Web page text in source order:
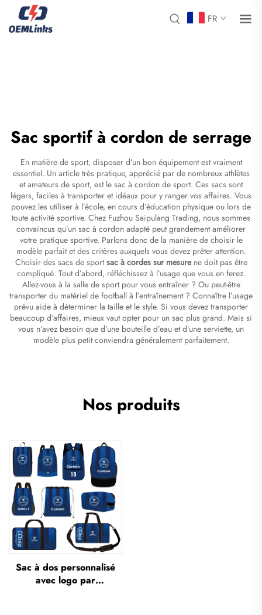
FR
Sac sportif à cordon de serrage
En matière de sport, disposer d’un bon équipement est vraiment
essentiel. Un article très pratique, apprécié par de nombreux athlètes
et amateurs de sport, est le sac à cordon de sport. Ces sacs sont
légers, faciles à transporter et idéaux pour y ranger vos affaires. Vous
pouvez les utiliser à l’école, en cours d’éducation physique ou lors de
toute activité sportive. Chez Fuzhou Saipulang Trading, nous sommes
convaincus qu’un sac à cordon adapté peut grandement améliorer
votre pratique sportive. Parlons donc de la manière de choisir le
modèle parfait et des critères auxquels vous devez prêter attention.
Choisir des sacs de sportsac à cordes sur mesure ne doit pas être
compliqué. Tout d’abord, réfléchissez à l’usage que vous en ferez.
Allez-vous à la salle de sport pour vous entraîner ? Ou peut-être
transporter du matériel de football à l’entraînement ? Connaître l’usage
prévu aide à déterminer la taille et le style. Si vous devez transporter
beaucoup d’affaires, mieux vaut opter pour un sac plus grand. Mais si
vous n’avez besoin que d’une bouteille d’eau et d’une serviette, un
modèle plus petit conviendra généralement parfaitement.
Nos produits
Sac à dos personnalisé
avec logo par